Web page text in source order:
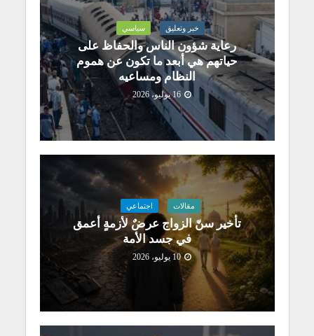
خبر وتعليق سياسي
رعاية شؤون الناس والحفاظ على
حياتهم هي أبعد ما تكون عن هموم
النظام ومساعيه
16 يوليو، 2026
مقالات اجتماعي
تأخير سنّ الزواج عرضٌ لأزمةٍ أعمق
في جسد الأمة
10 يوليو، 2026